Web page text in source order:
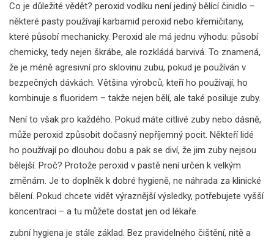
Co je důležité vědět? peroxid vodíku není jediný bělící činidlo –
některé pasty používají karbamid peroxid nebo křemičitany,
které působí mechanicky. Peroxid ale má jednu výhodu: působí
chemicky, tedy nejen škrábe, ale rozkládá barvivá. To znamená,
že je méně agresivní pro sklovinu zubu, pokud je používán v
bezpečných dávkách. Většina výrobců, kteří ho používají, ho
kombinuje s fluoridem – takže nejen bělí, ale také posiluje zuby.
Není to však pro každého. Pokud máte citlivé zuby nebo dásně,
může peroxid způsobit dočasný nepříjemný pocit. Někteří lidé
ho používají po dlouhou dobu a pak se diví, že jim zuby nejsou
bělejší. Proč? Protože peroxid v pastě není určen k velkým
změnám. Je to doplněk k dobré hygieně, ne náhrada za klinické
bělení. Pokud chcete vidět výraznější výsledky, potřebujete vyšší
koncentraci – a tu můžete dostat jen od lékaře.
zubní hygiena je stále základ. Bez pravidelného čištění, nitě a